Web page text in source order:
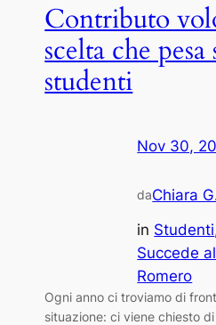
Contributo
scelta che
studenti
Nov 30,
daChiara
in Studenti
Succede al
Romero
Ogni anno ci troviamo di
situazione: ci viene chiesto